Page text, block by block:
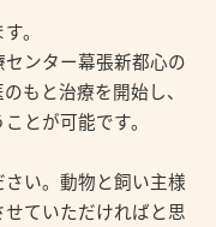
。
ンター幕張新都心の
もと治療を開始し、
とが可能です。
い。動物と飼い主様
ていただければと思